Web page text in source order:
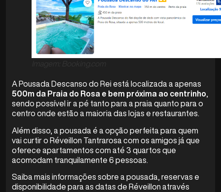
A Pousada Descanso do Rei está localizada a apenas
500m da Praia do Rosa e bem próxima ao centrinho,
sendo possível ir a pé tanto para a praia quanto para o
centro onde estão a maioria das lojas e restaurantes.
Além disso, a pousada é a opção perfeita para quem
vai curtir o Réveillon Tantrarosa com os amigos já que
oferece apartamentos com até 3 quartos que
acomodam tranquilamente 6 pessoas.
Saiba mais informações sobre a pousada, reservas e
disponibilidade para as datas de Réveillon através